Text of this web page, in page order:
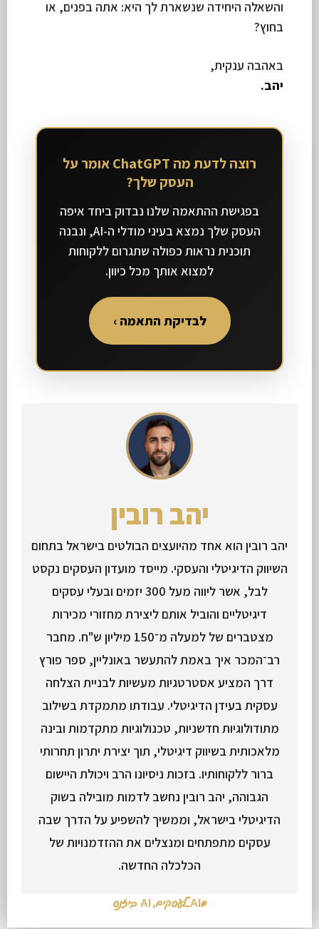
והשאלה היחידה שנשארת לך היא: אתה בפנים, או
בחוץ?
באהבה ענקית,
יהב.
רוצה לדעת מה ChatGPT אומר על
העסק שלך?
בפגישת ההתאמה שלנו נבדוק ביחד איפה
העסק שלך נמצא בעיני מודלי ה-AI, ונבנה
תוכנית נראות כפולה שתגרום ללקוחות
למצוא אותך מכל כיוון.
לבדיקת התאמה ›
יהב רובין
יהב רובין הוא אחד מהיועצים הבולטים בישראל בתחום
השיווק הדיגיטלי והעסקי. מייסד מועדון העסקים נקסט
לבל, אשר ליווה מעל 300 יזמים ובעלי עסקים
דיגיטליים והוביל אותם ליצירת מחזורי מכירות
מצטברים של למעלה מ־150 מיליון ש"ח. מחבר
רב־המכר איך באמת להתעשר באונליין, ספר פורץ
דרך המציע אסטרטגיות מעשיות לבניית הצלחה
עסקית בעידן הדיגיטלי. עבודתו מתמקדת בשילוב
מתודולוגיות חדשניות, טכנולוגיות מתקדמות ובינה
מלאכותית בשיווק דיגיטלי, תוך יצירת יתרון תחרותי
ברור ללקוחותיו. בזכות ניסיונו הרב ויכולת היישום
הגבוהה, יהב רובין נחשב לדמות מובילה בשוק
הדיגיטלי בישראל, וממשיך להשפיע על הדרך שבה
עסקים מתפתחים ומנצלים את ההזדמנויות של
הכלכלה החדשה.
#AI_לעסקים ,AI ביזנס